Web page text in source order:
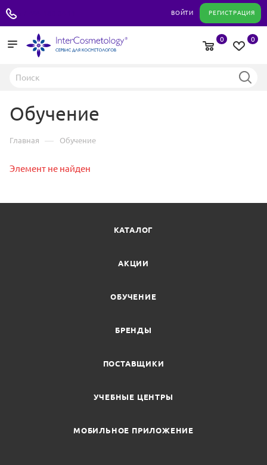
ВОЙТИ РЕГИСТРАЦИЯ
0
0
Обучение
Главная — Обучение
Элемент не найден
КАТАЛОГ
АКЦИИ
ОБУЧЕНИЕ
БРЕНДЫ
ПОСТАВЩИКИ
УЧЕБНЫЕ ЦЕНТРЫ
МОБИЛЬНОЕ ПРИЛОЖЕНИЕ